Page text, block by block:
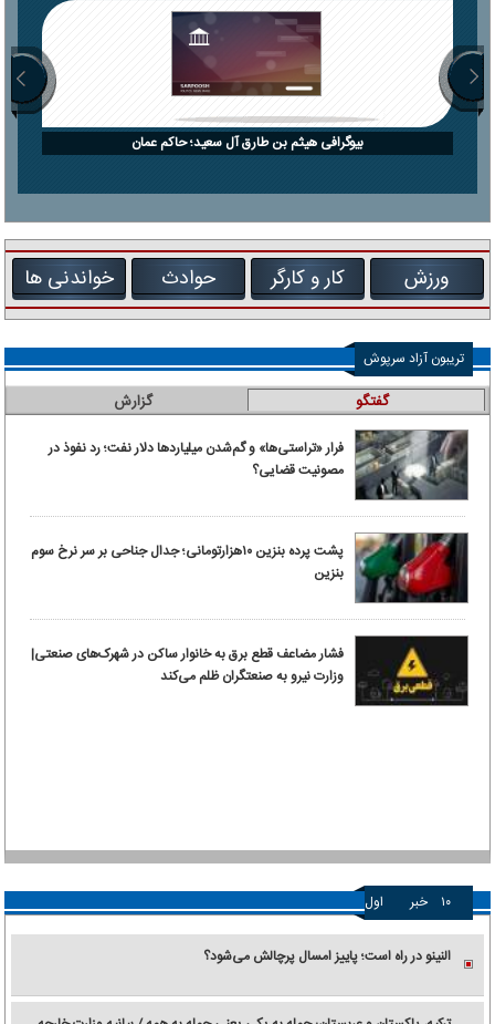
بیوگرافی هیثم بن طارق آل سعید؛ حاکم عمان
ورزش کار و کارگر حوادث خواندنی ها
تریبون آزاد سرپوش
گفتگو گزارش
فرار «تراستی‌ها» و گم‌شدن میلیاردها دلار نفت؛ رد نفوذ در
مصونیت قضایی؟
پشت پرده بنزین ۱۰‌هزارتومانی؛ جدال جناحی بر سر نرخ سوم
بنزین
فشار مضاعف قطع برق به خانوار ساکن در شهرک‌های صنعتی|
وزارت نیرو به صنعتگران ظلم می‌کند
۱۰ خبر اول
النینو در راه است؛ پاییز امسال پرچالش می‌شود؟